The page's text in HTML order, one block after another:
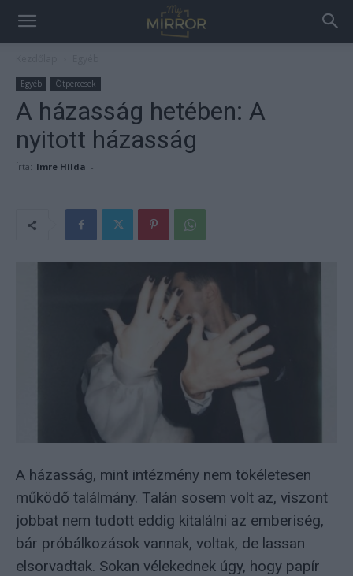
Egyéb Ötpercesek
A házasság hetében: A
nyitott házasság
Írta: Imre Hilda -
A házasság, mint intézmény nem tökéletesen
működő találmány. Talán sosem volt az, viszont
jobbat nem tudott eddig kitalálni az emberiség,
bár próbálkozások vannak, voltak, de lassan
elsorvadtak. Sokan vélekednek úgy, hogy papír